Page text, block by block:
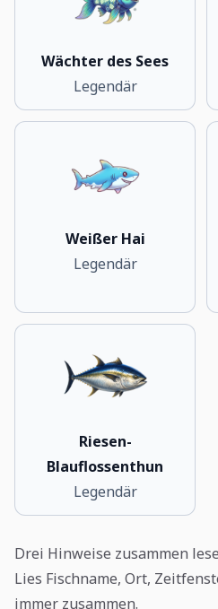
Wächter des Sees
Legendär
Weißer Hai
Legendär
Riesen-
Blauflossenthun
Legendär
Drei Hinweise zusammen
Lies Fischname, Ort,
immer zusammen.